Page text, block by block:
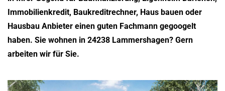
Immobilienkredit, Baukreditrechner, Haus bauen oder
Hausbau Anbieter einen guten Fachmann gegoogelt
haben. Sie wohnen in 24238 Lammershagen? Gern
arbeiten wir für Sie.